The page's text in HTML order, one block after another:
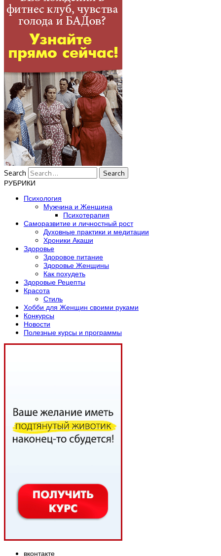
Search
РУБРИКИ
Психология
Мужчина и Женщина
Психотерапия
Саморазвитие и личностный рост
Духовные практики и медитации
Хроники Акаши
Здоровье
Здоровое питание
Здоровье Женщины
Как похудеть
Здоровые Рецепты
Красота
Стиль
Хобби для Женщин своими руками
Конкурсы
Новости
Полезные курсы и программы
вконтакте